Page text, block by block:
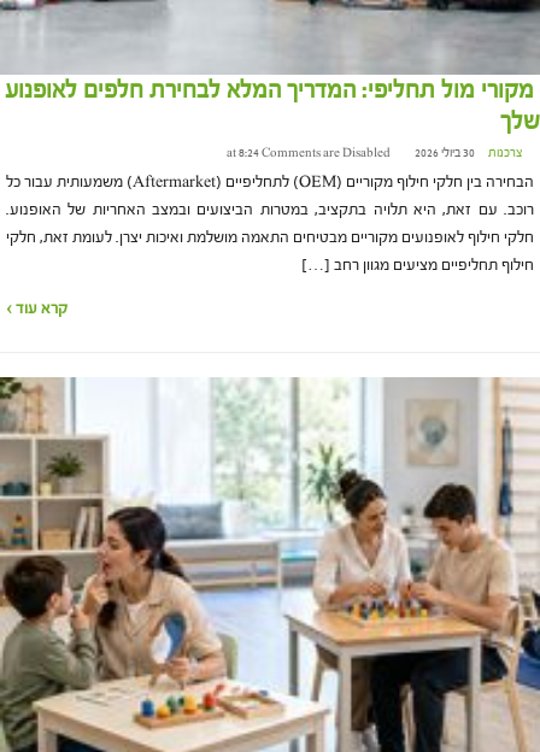
מקורי מול תחליפי: המדריך המלא לבחירת חלפים לאופנוע
שלך
צרכנות 30 ביולי 2026 at 8:24 Comments are Disabled
הבחירה בין חלקי חילוף מקוריים (OEM) לתחליפיים (Aftermarket) משמעותית עבור כל
רוכב. עם זאת, היא תלויה בתקציב, במטרות הביצועים ובמצב האחריות של האופנוע.
חלקי חילוף לאופנועים מקוריים מבטיחים התאמה מושלמת ואיכות יצרן. לעומת זאת, חלקי
חילוף תחליפיים מציעים מגוון רחב […]
קרא עוד ›